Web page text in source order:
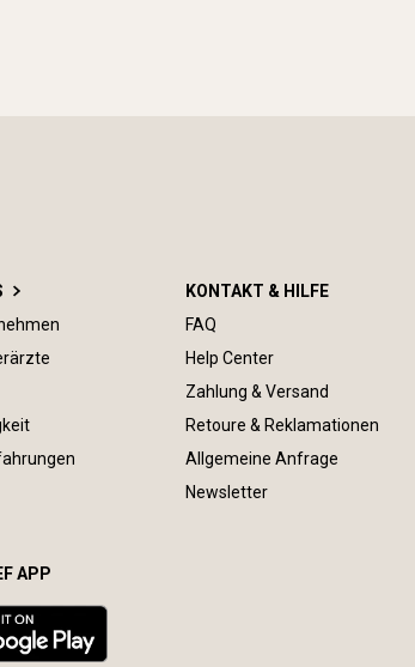
KONTAKT & HILFE
FAQ
Help Center
Zahlung & Versand
Retoure & Reklamationen
Allgemeine Anfrage
Newsletter
APP